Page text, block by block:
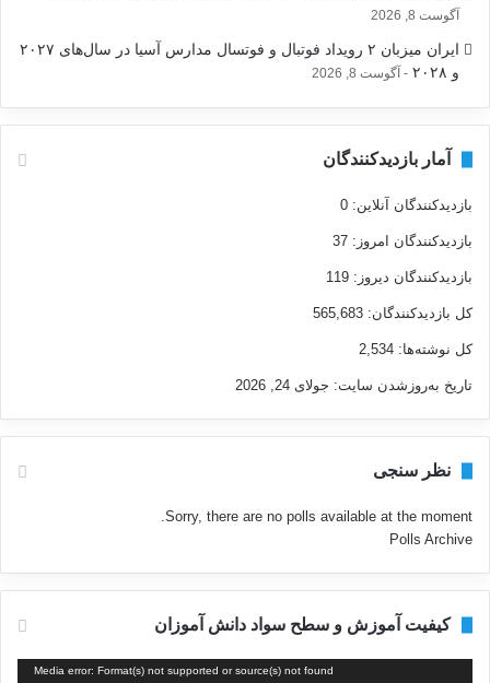
آگوست 8, 2026
ایران میزبان ۲ رویداد فوتبال و فوتسال مدارس آسیا در سال‌های ۲۰۲۷
و ۲۰۲۸
آگوست 8, 2026
آمار بازدیدکنندگان
بازدیدکنندگان آنلاین: 0
بازدیدکنندگان امروز: 37
بازدیدکنندگان دیروز: 119
کل بازدیدکنند‌گان: 565,683
کل نوشته‌ها: 2,534
تاریخ به‌روزشدن سایت: جولای 24, 2026
نظر سنجی
Sorry, there are no polls available at the moment.
Polls Archive
کیفیت آموزش و سطح سواد دانش آموزان
Media error: Format(s) not supported or source(s) not found